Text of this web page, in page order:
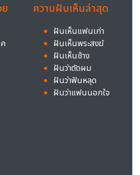
ความฝันเห็นล่าสุด
ฝันเห็นแฟนเก่า
ฝันเห็นพระสงฆ์
ฝันเห็นช้าง
ฝันว่าตัดผม
ฝันว่าฟันหลุด
ฝันว่าแฟนนอกใจ